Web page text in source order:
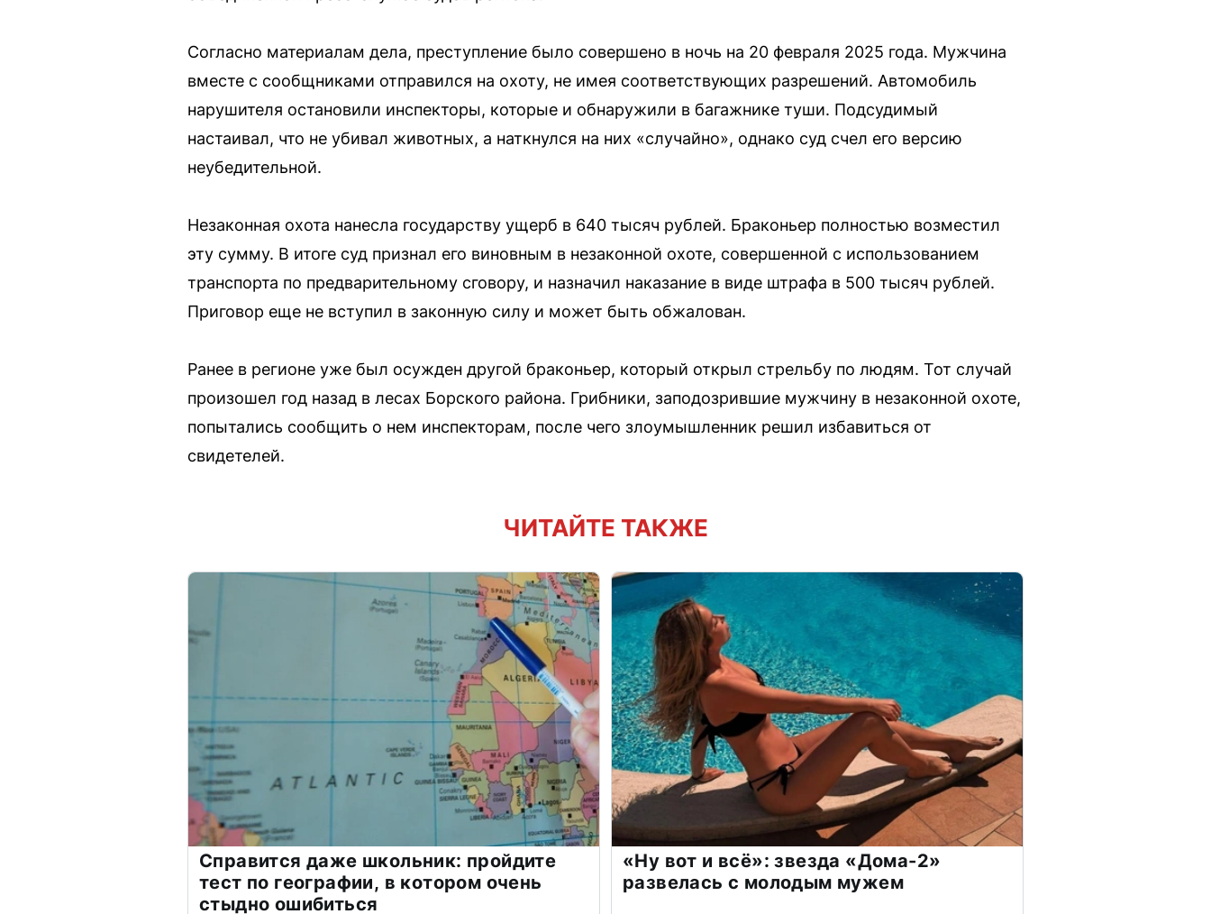
Согласно материалам дела, преступление было совершено в ночь на 20 февраля 2025 года. Мужчина
вместе с сообщниками отправился на охоту, не имея соответствующих разрешений. Автомобиль
нарушителя остановили инспекторы, которые и обнаружили в багажнике туши. Подсудимый
настаивал, что не убивал животных, а наткнулся на них «случайно», однако суд счел его версию
неубедительной.
Незаконная охота нанесла государству ущерб в 640 тысяч рублей. Браконьер полностью возместил
эту сумму. В итоге суд признал его виновным в незаконной охоте, совершенной с использованием
транспорта по предварительному сговору, и назначил наказание в виде штрафа в 500 тысяч рублей.
Приговор еще не вступил в законную силу и может быть обжалован.
Ранее в регионе уже был осужден другой браконьер, который открыл стрельбу по людям. Тот случай
произошел год назад в лесах Борского района. Грибники, заподозрившие мужчину в незаконной охоте,
попытались сообщить о нем инспекторам, после чего злоумышленник решил избавиться от
свидетелей.
ЧИТАЙТЕ ТАКЖЕ
Справится даже школьник: пройдите
тест по географии, в котором очень
стыдно ошибиться
«Ну вот и всё»: звезда «Дома-2»
развелась с молодым мужем